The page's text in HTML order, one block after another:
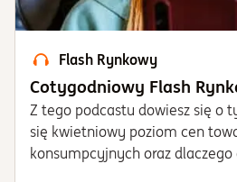
Flash Rynkowy
Cotygodniowy Flash
Z tego podcastu dowiesz się o
się kwietniowy poziom cen
konsumpcyjnych oraz